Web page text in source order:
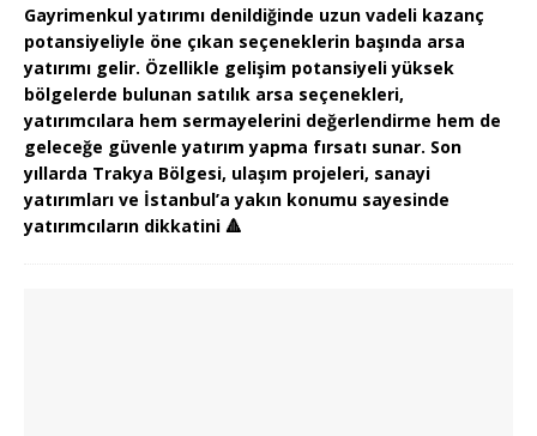
Gayrimenkul yatırımı denildiğinde uzun vadeli kazanç
potansiyeliyle öne çıkan seçeneklerin başında arsa
yatırımı gelir. Özellikle gelişim potansiyeli yüksek
bölgelerde bulunan satılık arsa seçenekleri,
yatırımcılara hem sermayelerini değerlendirme hem de
geleceğe güvenle yatırım yapma fırsatı sunar. Son
yıllarda Trakya Bölgesi, ulaşım projeleri, sanayi
yatırımları ve İstanbul’a yakın konumu sayesinde
yatırımcıların dikkatini 🔺